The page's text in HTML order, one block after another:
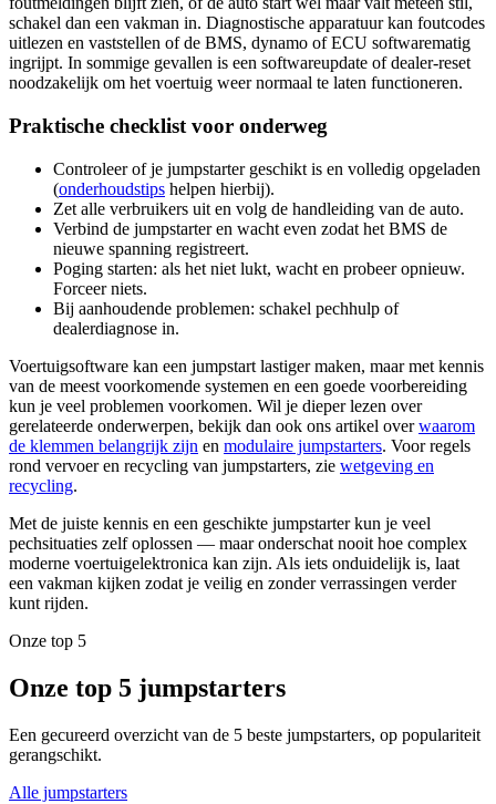
schakel dan een vakman in. Diagnostische apparatuur kan foutcodes
uitlezen en vaststellen of de BMS, dynamo of ECU softwarematig
ingrijpt. In sommige gevallen is een softwareupdate of dealer-reset
noodzakelijk om het voertuig weer normaal te laten functioneren.
Praktische checklist voor onderweg
Controleer of je jumpstarter geschikt is en volledig opgeladen
(onderhoudstips helpen hierbij).
Zet alle verbruikers uit en volg de handleiding van de auto.
Verbind de jumpstarter en wacht even zodat het BMS de
nieuwe spanning registreert.
Poging starten: als het niet lukt, wacht en probeer opnieuw.
Forceer niets.
Bij aanhoudende problemen: schakel pechhulp of
dealerdiagnose in.
Voertuigsoftware kan een jumpstart lastiger maken, maar met kennis
van de meest voorkomende systemen en een goede voorbereiding
kun je veel problemen voorkomen. Wil je dieper lezen over
gerelateerde onderwerpen, bekijk dan ook ons artikel overwaarom
de klemmen belangrijk zijn en modulaire jumpstarters. Voor regels
rond vervoer en recycling van jumpstarters, zie wetgeving en
recycling.
Met de juiste kennis en een geschikte jumpstarter kun je veel
pechsituaties zelf oplossen — maar onderschat nooit hoe complex
moderne voertuigelektronica kan zijn. Als iets onduidelijk is, laat
een vakman kijken zodat je veilig en zonder verrassingen verder
kunt rijden.
Onze top 5
Onze top 5 jumpstarters
Een gecureerd overzicht van de 5 beste jumpstarters, op populariteit
gerangschikt.
Alle jumpstarters